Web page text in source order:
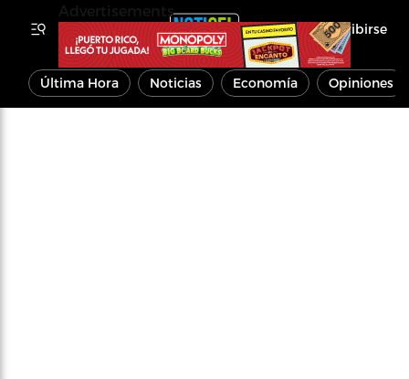
Inscribirse
Última Hora Noticias Economía Opiniones
Advertisements